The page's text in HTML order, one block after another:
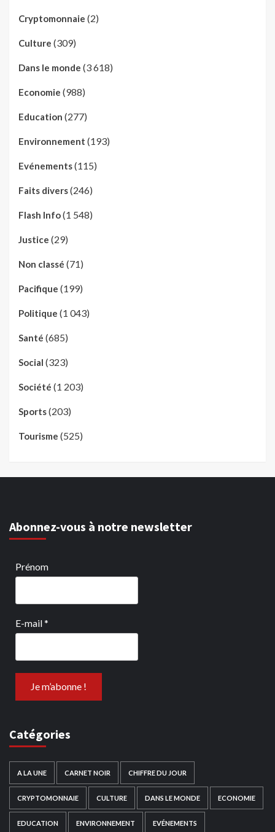
Cryptomonnaie (2)
Culture (309)
Dans le monde (3 618)
Economie (988)
Education (277)
Environnement (193)
Evénements(115)
Faits divers(246)
Flash Info(1 548)
Justice (29)
Non classé (71)
Pacifique (199)
Politique (1 043)
Santé (685)
Social (323)
Société (1 203)
Sports(203)
Tourisme (525)
Abonnez-vous à notre newsletter
Prénom
E-mail*
Catégories
A LA UNE CARNET NOIR CHIFFRE DU JOUR
CRYPTOMONNAIE CULTURE DANS LE MONDE ECONOMIE
EDUCATION ENVIRONNEMENT EVÉNEMENTS